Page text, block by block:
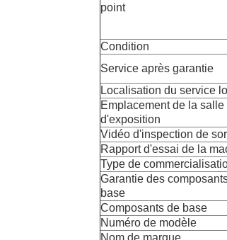
point
Condition
Service après garantie
Localisation du service
Emplacement de la salle
d'exposition
Vidéo d'inspection de
Rapport d'essai de la
Type de
Garantie des
base
Composants de base
Numéro de modèle
Nom de marque